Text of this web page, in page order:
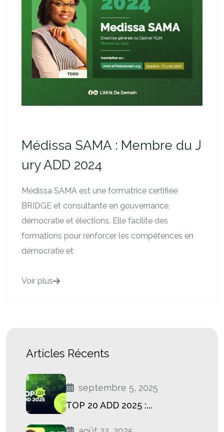
Médissa SAMA : Membre du J
ury ADD 2024
Médissa SAMA est une formatrice certifiée
BRIDGE et consultante en gouvernance,
démocratie et élections. Elle facilite des
formations pour renforcer les compétences en
démocratie et
Voir plus
Articles Récents
septembre 5, 2025
TOP 20 ADD 2025 :...